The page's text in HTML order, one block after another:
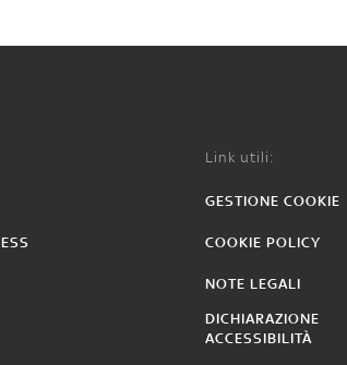
Link utili:
GESTIONE COOKIE
COOKIE POLICY
NOTE LEGALI
DICHIARAZIONE
ACCESSIBILITÀ